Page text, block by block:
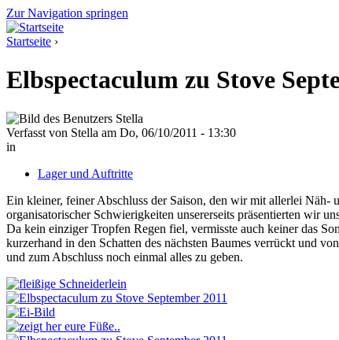
Zur Navigation springen
Startseite ›
Elbspectaculum zu Stove
Verfasst von Stella am Do, 06/10/2011 - 13:30
in
Lager und Auftritte
Ein kleiner, feiner Abschluss der Saison, den wir mit allerlei Näh-
organisatorischer Schwierigkeiten unsererseits präsentierten wir
Da kein einziger Tropfen Regen fiel, vermisste auch keiner das
kurzerhand in den Schatten des nächsten Baumes verrückt und
und zum Abschluss noch einmal alles zu geben.